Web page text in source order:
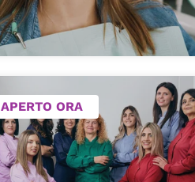
APERTO ORA